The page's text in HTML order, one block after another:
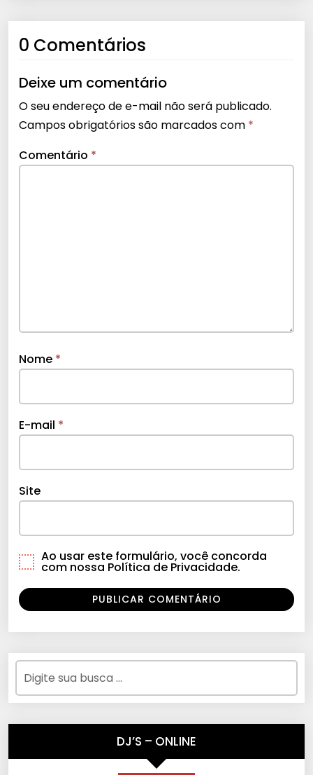
0 Comentários
Deixe um comentário
O seu endereço de e-mail não será publicado.
Campos obrigatórios são marcados com *
Comentário *
Nome *
E-mail *
Site
Ao usar este formulário, você concorda
com nossa Política de Privacidade.
DJ’S – ONLINE